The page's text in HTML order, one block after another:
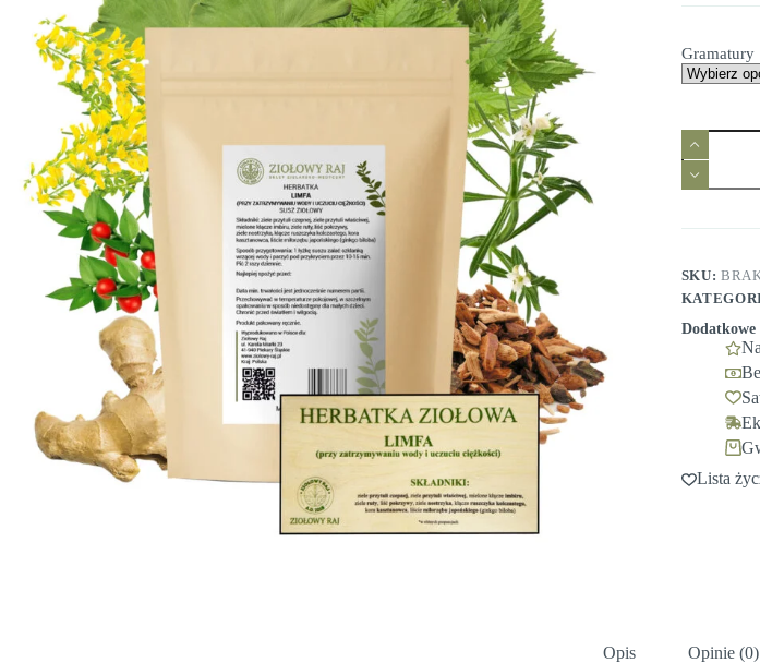
Gramatury
SKU:
Lista
Opis Opinie (0)